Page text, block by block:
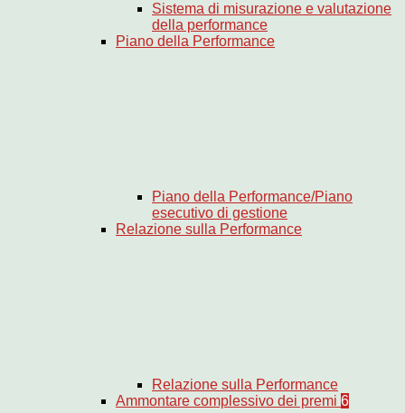
Sistema di misurazione e valutazione
della performance
Piano della Performance
Piano della Performance/Piano
esecutivo di gestione
Relazione sulla Performance
Relazione sulla Performance
Ammontare complessivo dei premi 6